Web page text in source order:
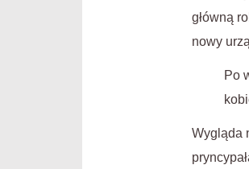
główną
nowy
Po
Wygląda